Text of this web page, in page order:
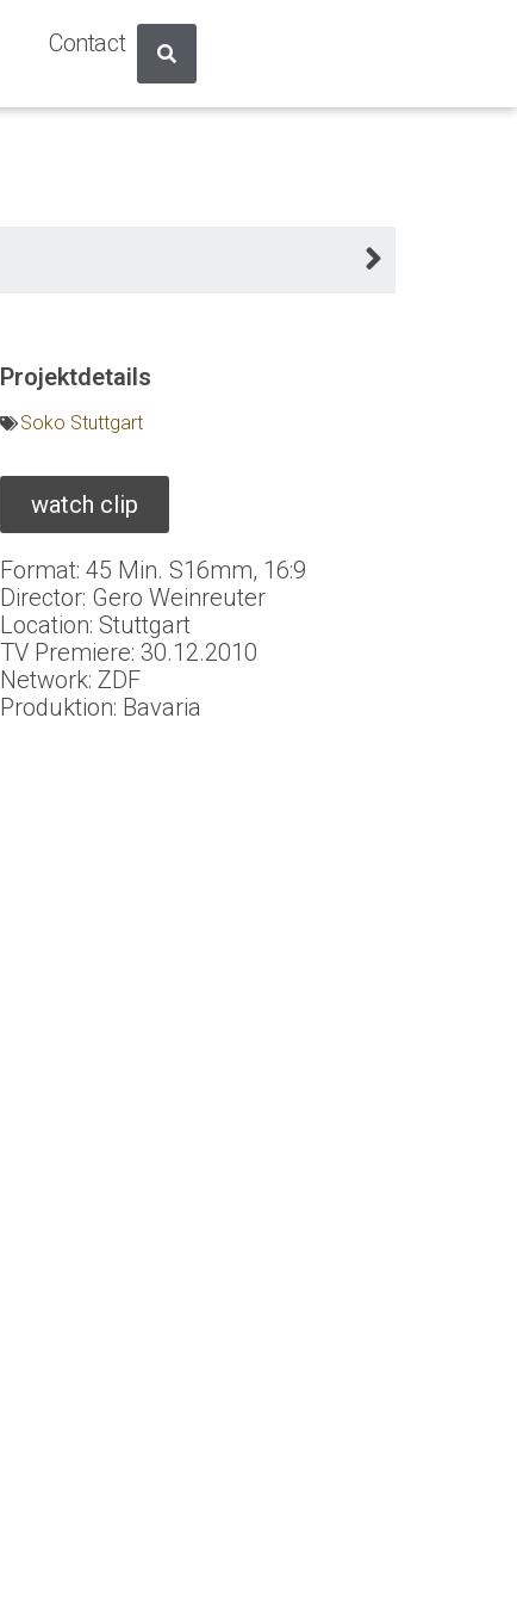
Contact
Projektdetails
Soko Stuttgart
watch clip
Format: 45 Min. S16mm, 16:9
Director: Gero Weinreuter
Location: Stuttgart
TV Premiere: 30.12.2010
Network: ZDF
Produktion: Bavaria